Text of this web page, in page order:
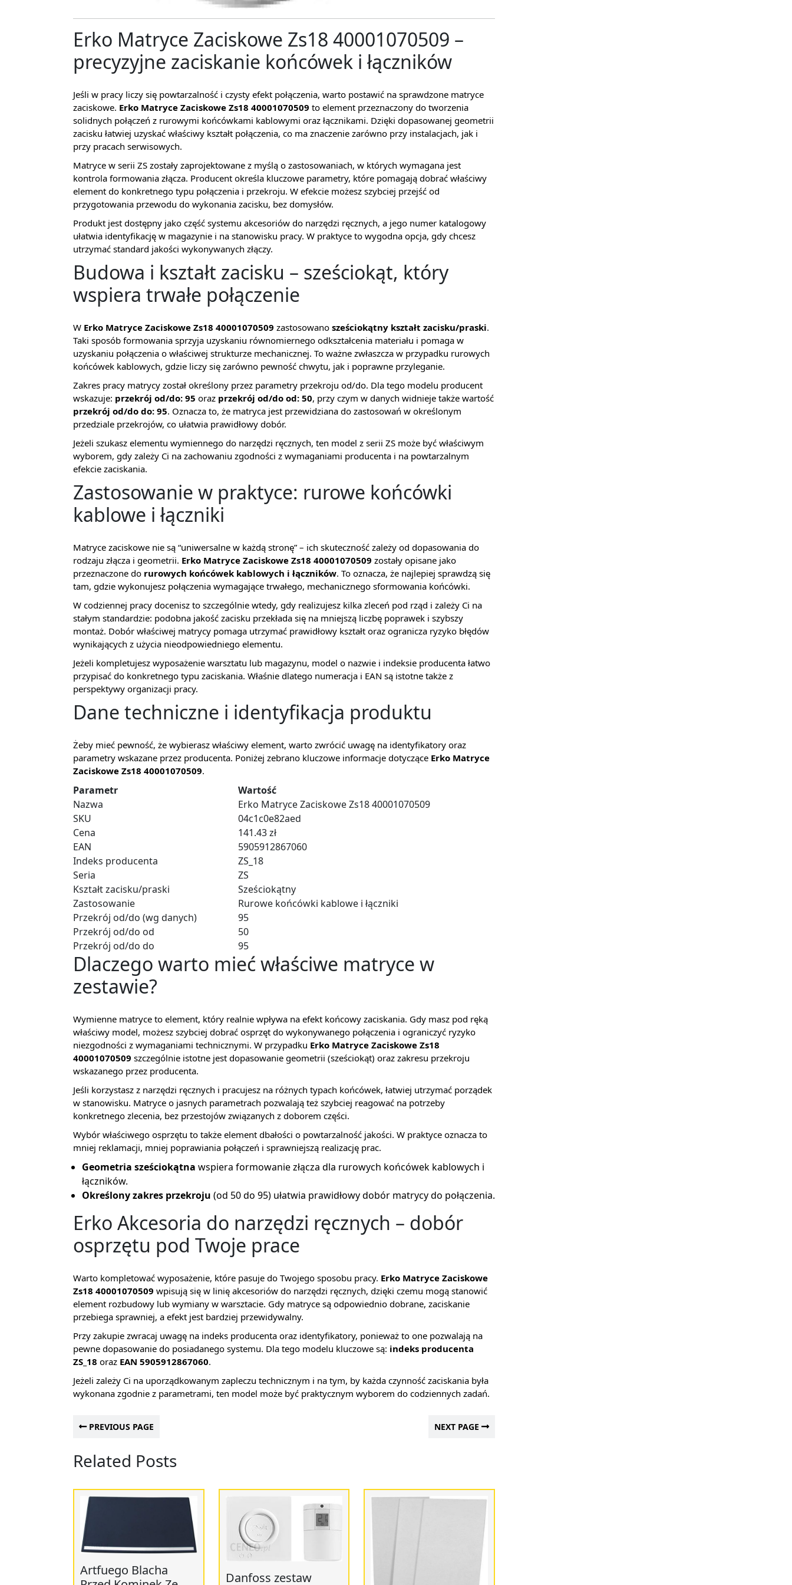
Erko Matryce Zaciskowe Zs18 40001070509 –
precyzyjne zaciskanie końcówek i łączników
Jeśli w pracy liczy się powtarzalność i czysty efekt połączenia, warto postawić na sprawdzone matryce
zaciskowe. Erko Matryce Zaciskowe Zs18 40001070509 to element przeznaczony do tworzenia
solidnych połączeń z rurowymi końcówkami kablowymi oraz łącznikami. Dzięki dopasowanej geometrii
zacisku łatwiej uzyskać właściwy kształt połączenia, co ma znaczenie zarówno przy instalacjach, jak i
przy pracach serwisowych.
Matryce w serii ZS zostały zaprojektowane z myślą o zastosowaniach, w których wymagana jest
kontrola formowania złącza. Producent określa kluczowe parametry, które pomagają dobrać właściwy
element do konkretnego typu połączenia i przekroju. W efekcie możesz szybciej przejść od
przygotowania przewodu do wykonania zacisku, bez domysłów.
Produkt jest dostępny jako część systemu akcesoriów do narzędzi ręcznych, a jego numer katalogowy
ułatwia identyfikację w magazynie i na stanowisku pracy. W praktyce to wygodna opcja, gdy chcesz
utrzymać standard jakości wykonywanych złączy.
Budowa i kształt zacisku – sześciokąt, który
wspiera trwałe połączenie
W Erko Matryce Zaciskowe Zs18 40001070509 zastosowano sześciokątny kształt zacisku/praski.
Taki sposób formowania sprzyja uzyskaniu równomiernego odkształcenia materiału i pomaga w
uzyskaniu połączenia o właściwej strukturze mechanicznej. To ważne zwłaszcza w przypadku rurowych
końcówek kablowych, gdzie liczy się zarówno pewność chwytu, jak i poprawne przyleganie.
Zakres pracy matrycy został określony przez parametry przekroju od/do. Dla tego modelu producent
wskazuje: przekrój od/do: 95 oraz przekrój od/do od: 50, przy czym w danych widnieje także wartość
przekrój od/do do: 95. Oznacza to, że matryca jest przewidziana do zastosowań w określonym
przedziale przekrojów, co ułatwia prawidłowy dobór.
Jeżeli szukasz elementu wymiennego do narzędzi ręcznych, ten model z serii ZS może być właściwym
wyborem, gdy zależy Ci na zachowaniu zgodności z wymaganiami producenta i na powtarzalnym
efekcie zaciskania.
Zastosowanie w praktyce: rurowe końcówki
kablowe i łączniki
Matryce zaciskowe nie są “uniwersalne w każdą stronę” – ich skuteczność zależy od dopasowania do
rodzaju złącza i geometrii. Erko Matryce Zaciskowe Zs18 40001070509 zostały opisane jako
przeznaczone do rurowych końcówek kablowych i łączników. To oznacza, że najlepiej sprawdzą się
tam, gdzie wykonujesz połączenia wymagające trwałego, mechanicznego sformowania końcówki.
W codziennej pracy docenisz to szczególnie wtedy, gdy realizujesz kilka zleceń pod rząd i zależy Ci na
stałym standardzie: podobna jakość zacisku przekłada się na mniejszą liczbę poprawek i szybszy
montaż. Dobór właściwej matrycy pomaga utrzymać prawidłowy kształt oraz ogranicza ryzyko błędów
wynikających z użycia nieodpowiedniego elementu.
Jeżeli kompletujesz wyposażenie warsztatu lub magazynu, model o nazwie i indeksie producenta łatwo
przypisać do konkretnego typu zaciskania. Właśnie dlatego numeracja i EAN są istotne także z
perspektywy organizacji pracy.
Dane techniczne i identyfikacja produktu
Żeby mieć pewność, że wybierasz właściwy element, warto zwrócić uwagę na identyfikatory oraz
parametry wskazane przez producenta. Poniżej zebrano kluczowe informacje dotyczące Erko Matryce
Zaciskowe Zs18 40001070509.
Parametr
Wartość
Nazwa
Erko Matryce Zaciskowe Zs18 40001070509
SKU
04c1c0e82aed
Cena
141.43 zł
EAN
5905912867060
Indeks producenta
ZS_18
Seria
ZS
Kształt zacisku/praski
Sześciokątny
Zastosowanie
Rurowe końcówki kablowe i łączniki
Przekrój od/do (wg danych)
95
Przekrój od/do od
50
Przekrój od/do do
95
Dlaczego warto mieć właściwe matryce w
zestawie?
Wymienne matryce to element, który realnie wpływa na efekt końcowy zaciskania. Gdy masz pod ręką
właściwy model, możesz szybciej dobrać osprzęt do wykonywanego połączenia i ograniczyć ryzyko
niezgodności z wymaganiami technicznymi. W przypadku Erko Matryce Zaciskowe Zs18
40001070509 szczególnie istotne jest dopasowanie geometrii (sześciokąt) oraz zakresu przekroju
wskazanego przez producenta.
Jeśli korzystasz z narzędzi ręcznych i pracujesz na różnych typach końcówek, łatwiej utrzymać porządek
w stanowisku. Matryce o jasnych parametrach pozwalają też szybciej reagować na potrzeby
konkretnego zlecenia, bez przestojów związanych z doborem części.
Wybór właściwego osprzętu to także element dbałości o powtarzalność jakości. W praktyce oznacza to
mniej reklamacji, mniej poprawiania połączeń i sprawniejszą realizację prac.
Geometria sześciokątna wspiera formowanie złącza dla rurowych końcówek kablowych i
łączników.
Określony zakres przekroju (od 50 do 95) ułatwia prawidłowy dobór matrycy do połączenia.
Erko Akcesoria do narzędzi ręcznych – dobór
osprzętu pod Twoje prace
Warto kompletować wyposażenie, które pasuje do Twojego sposobu pracy. Erko Matryce Zaciskowe
Zs18 40001070509 wpisują się w linię akcesoriów do narzędzi ręcznych, dzięki czemu mogą stanowić
element rozbudowy lub wymiany w warsztacie. Gdy matryce są odpowiednio dobrane, zaciskanie
przebiega sprawniej, a efekt jest bardziej przewidywalny.
Przy zakupie zwracaj uwagę na indeks producenta oraz identyfikatory, ponieważ to one pozwalają na
pewne dopasowanie do posiadanego systemu. Dla tego modelu kluczowe są: indeks producenta
ZS_18 oraz EAN 5905912867060.
Jeżeli zależy Ci na uporządkowanym zapleczu technicznym i na tym, by każda czynność zaciskania była
wykonana zgodnie z parametrami, ten model może być praktycznym wyborem do codziennych zadań.
PREVIOUS PAGE NEXT PAGE
Related Posts
Artfuego Blacha
Danfoss zestaw